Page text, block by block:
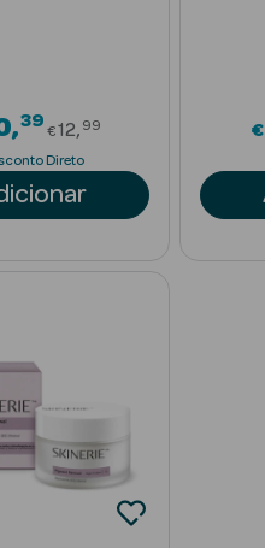
39Price reduced
€12 99
Direto
€